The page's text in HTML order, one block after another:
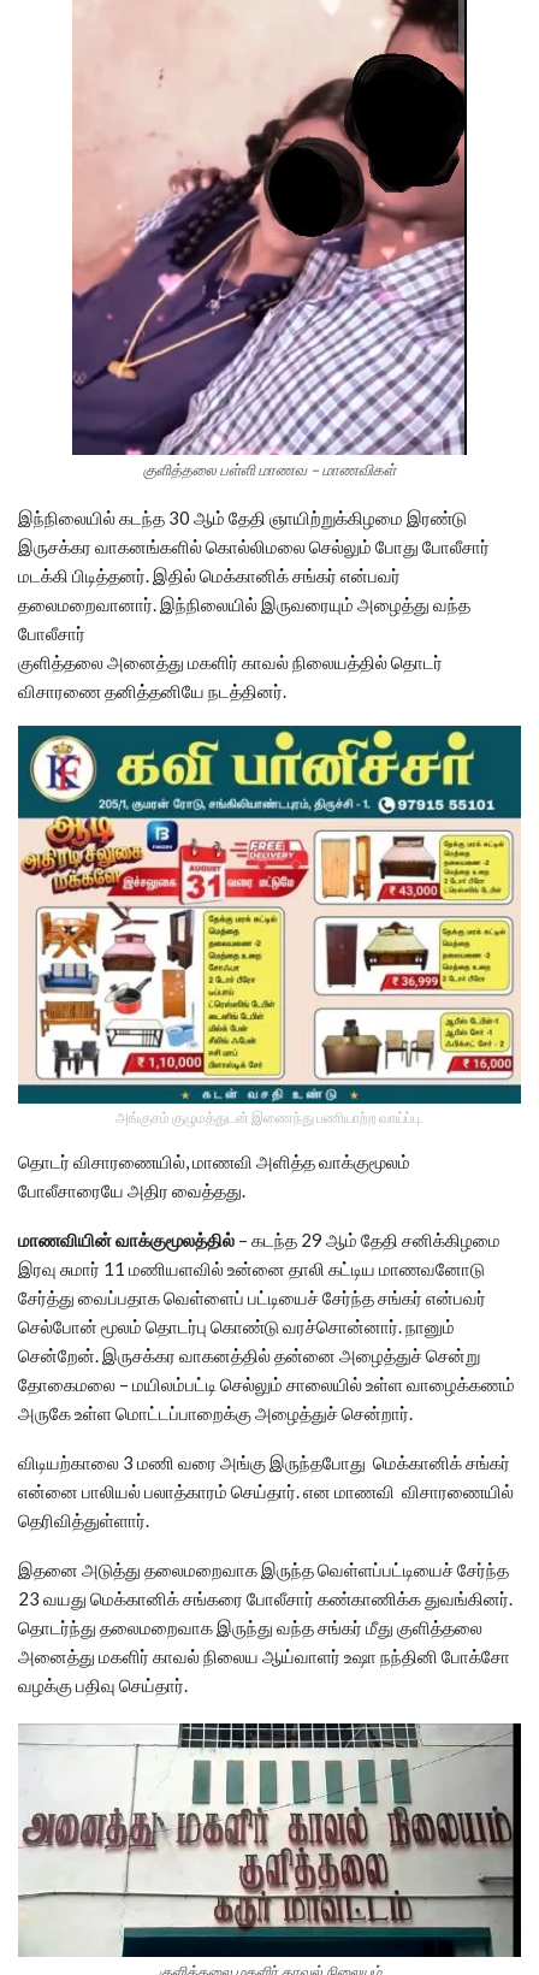
குளித்தலை பள்ளி மாணவ – மாணவிகள்
இந்நிலையில் கடந்த 30 ஆம் தேதி ஞாயிற்றுக்கிழமை இரண்டு
இருசக்கர வாகனங்களில் கொல்லிமலை செல்லும் போது போலீசார்
மடக்கி பிடித்தனர். இதில் மெக்கானிக் சங்கர் என்பவர்
தலைமறைவானார். இந்நிலையில் இருவரையும் அழைத்து வந்த
போலீசார்
குளித்தலை அனைத்து மகளிர் காவல் நிலையத்தில் தொடர்
விசாரணை தனித்தனியே நடத்தினர்.
அங்குசம் குழுமத்துடன் இணைந்து பணியாற்ற வாய்ப்பு.
தொடர் விசாரணையில், மாணவி அளித்த வாக்குமூலம்
போலீசாரையே அதிர வைத்தது.
மாணவியின் வாக்குமூலத்தில் – கடந்த 29 ஆம் தேதி சனிக்கிழமை
இரவு சுமார் 11 மணியளவில் உன்னை தாலி கட்டிய மாணவனோடு
சேர்த்து வைப்பதாக வெள்ளைப் பட்டியைச் சேர்ந்த சங்கர் என்பவர்
செல்போன் மூலம் தொடர்பு கொண்டு வரச்சொன்னார். நானும்
சென்றேன். இருசக்கர வாகனத்தில் தன்னை அழைத்துச் சென்று
தோகைமலை – மயிலம்பட்டி செல்லும் சாலையில் உள்ள வாழைக்கணம்
அருகே உள்ள மொட்டப்பாறைக்கு அழைத்துச் சென்றார்.
விடியற்காலை 3 மணி வரை அங்கு இருந்தபோது மெக்கானிக் சங்கர்
என்னை பாலியல் பலாத்காரம் செய்தார். என மாணவி விசாரணையில்
தெரிவித்துள்ளார்.
இதனை அடுத்து தலைமறைவாக இருந்த வெள்ளப்பட்டியைச் சேர்ந்த
23 வயது மெக்கானிக் சங்கரை போலீசார் கண்காணிக்க துவங்கினர்.
தொடர்ந்து தலைமறைவாக இருந்து வந்த சங்கர் மீது குளித்தலை
அனைத்து மகளிர் காவல் நிலைய ஆய்வாளர் உஷா நந்தினி போக்சோ
வழக்கு பதிவு செய்தார்.